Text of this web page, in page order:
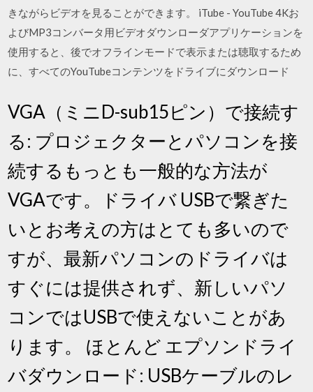
きながらビデオを見ることができます。 iTube - YouTube 4Kお
よびMP3コンバータ用ビデオダウンローダアプリケーションを
使用すると、後でオフラインモードで表示または聴取するため
に、すべてのYouTubeコンテンツをドライブにダウンロード
VGA（ミニD-sub15ピン）で接続す
る: プロジェクターとパソコンを接
続するもっとも一般的な方法が
VGAです。ドライバ USBで繋ぎた
いとお考えの方はとても多いので
すが、最新パソコンのドライバは
すぐには提供されず、新しいパソ
コンではUSBで使えないことがあ
ります。 ほとんど エプソンドライ
バダウンロード: USBケーブルのレ